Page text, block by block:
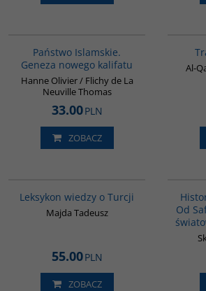
Państwo Islamskie.
Geneza nowego kalifatu
Hanne Olivier / Flichy de La
Neuville Thomas
33.00PLN
ZOBACZ
Al-
Leksykon wiedzy o Turcji
Majda Tadeusz
55.00PLN
ZOBACZ
Od